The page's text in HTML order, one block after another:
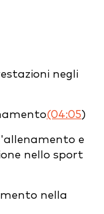
negli
(04:05)
e
nello sport
nella